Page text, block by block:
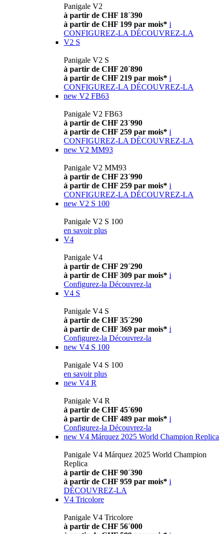
Panigale V2
à partir de CHF 18´390
à partir de CHF 199 par mois* i
CONFIGUREZ-LA DÉCOUVREZ-LA
V2 S
Panigale V2 S
à partir de CHF 20´890
à partir de CHF 219 par mois* i
CONFIGUREZ-LA DÉCOUVREZ-LA
new V2 FB63
Panigale V2 FB63
à partir de CHF 23´990
à partir de CHF 259 par mois* i
CONFIGUREZ-LA DÉCOUVREZ-LA
new V2 MM93
Panigale V2 MM93
à partir de CHF 23´990
à partir de CHF 259 par mois* i
CONFIGUREZ-LA DÉCOUVREZ-LA
new V2 S 100
Panigale V2 S 100
en savoir plus
V4
Panigale V4
à partir de CHF 29´290
à partir de CHF 309 par mois* i
Configurez-la Découvrez-la
V4 S
Panigale V4 S
à partir de CHF 35´290
à partir de CHF 369 par mois* i
Configurez-la Découvrez-la
new V4 S 100
Panigale V4 S 100
en savoir plus
new V4 R
Panigale V4 R
à partir de CHF 45´690
à partir de CHF 489 par mois* i
Configurez-la Découvrez-la
new V4 Márquez 2025 World Champion Replica
Panigale V4 Márquez 2025 World Champion
Replica
à partir de CHF 90´390
à partir de CHF 959 par mois* i
DÉCOUVREZ-LA
V4 Tricolore
Panigale V4 Tricolore
à partir de CHF 56´000